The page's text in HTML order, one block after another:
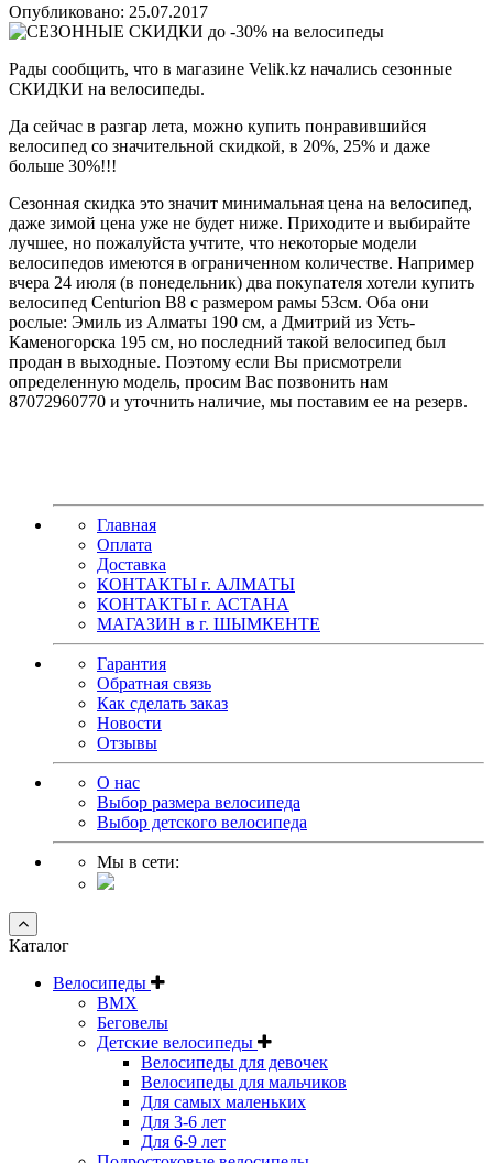
Опубликовано: 25.07.2017
Рады сообщить, что в магазине Velik.kz начались сезонные
СКИДКИ на велосипеды.
Да сейчас в разгар лета, можно купить понравившийся
велосипед со значительной скидкой, в 20%, 25% и даже
больше 30%!!!
Сезонная скидка это значит минимальная цена на велосипед,
даже зимой цена уже не будет ниже. Приходите и выбирайте
лучшее, но пожалуйста учтите, что некоторые модели
велосипедов имеются в ограниченном количестве. Например
вчера 24 июля (в понедельник) два покупателя хотели купить
велосипед Centurion B8 с размером рамы 53см. Оба они
рослые: Эмиль из Алматы 190 см, а Дмитрий из Усть-
Каменогорска 195 см, но последний такой велосипед был
продан в выходные. Поэтому если Вы присмотрели
определенную модель, просим Вас позвонить нам
87072960770 и уточнить наличие, мы поставим ее на резерв.
Главная
Оплата
Доставка
КОНТАКТЫ г. АЛМАТЫ
КОНТАКТЫ г. АСТАНА
МАГАЗИН в г. ШЫМКЕНТЕ
Гарантия
Обратная связь
Как сделать заказ
Новости
Отзывы
О нас
Выбор размера велосипеда
Выбор детского велосипеда
Мы в сети:
Каталог
Велосипеды
BMX
Беговелы
Детские велосипеды
Велосипеды для девочек
Велосипеды для мальчиков
Для самых маленьких
Для 3-6 лет
Для 6-9 лет